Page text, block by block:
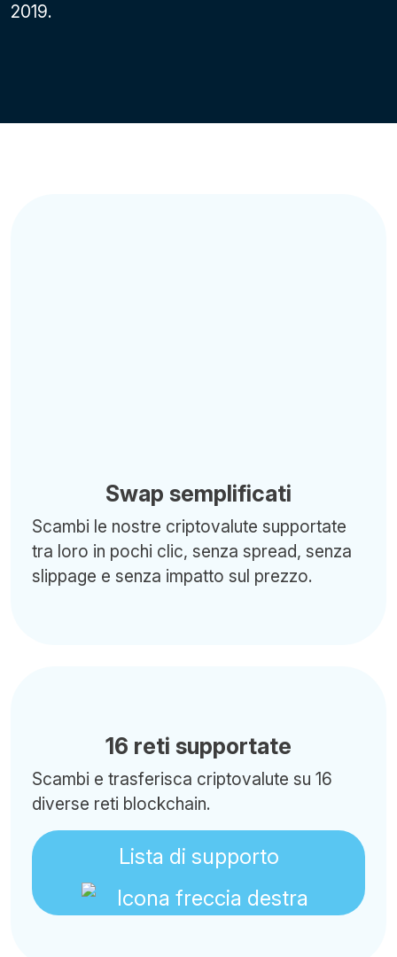
2019.
Swap semplificati
Scambi le nostre criptovalute supportate
tra loro in pochi clic, senza spread, senza
slippage e senza impatto sul prezzo.
16 reti supportate
Scambi e trasferisca criptovalute su 16
diverse reti blockchain.
Lista di supporto